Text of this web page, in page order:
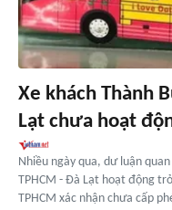
Xe khách Thành
Lạt chưa hoạt
Nhiều ngày qua, dư luận
TPHCM - Đà Lạt hoạt động
TPHCM xác nhận chưa cấp